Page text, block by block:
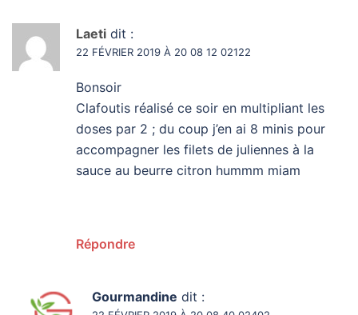
Laeti dit :
22 FÉVRIER 2019 À 20 08 12 02122
Bonsoir
Clafoutis réalisé ce soir en multipliant les
doses par 2 ; du coup j’en ai 8 minis pour
accompagner les filets de juliennes à la
sauce au beurre citron hummm miam
Répondre
Gourmandine dit :